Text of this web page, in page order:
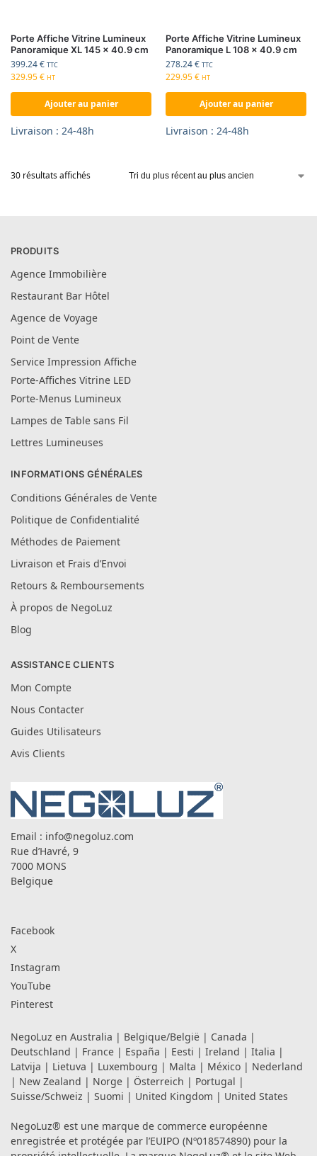
Porte Affiche Vitrine Lumineux
Panoramique XL 145 x 40.9 cm
399.24€ TTC
329.95€ HT
Ajouter au panier
Livraison : 24-48h
Porte Affiche Vitrine Lumineux
Panoramique L 108 x 40.9 cm
278.24€ TTC
229.95€ HT
Ajouter au panier
Livraison : 24-48h
30 résultats affichés
PRODUITS
Agence Immobilière
Restaurant Bar Hôtel
Agence de Voyage
Point de Vente
Service Impression Affiche
Porte-Affiches Vitrine LED
Porte-Menus Lumineux
Lampes de Table sans Fil
Lettres Lumineuses
INFORMATIONS GÉNÉRALES
Conditions Générales de Vente
Politique de Confidentialité
Méthodes de Paiement
Livraison et Frais d’Envoi
Retours & Remboursements
À propos de NegoLuz
Blog
ASSISTANCE CLIENTS
Mon Compte
Nous Contacter
Guides Utilisateurs
Avis Clients
Email : info@negoluz.com
Rue d’Havré, 9
7000 MONS
Belgique
Facebook
X
Instagram
YouTube
Pinterest
NegoLuz en Australia | Belgique/België | Canada |
Deutschland | France | España | Eesti | Ireland | Italia |
Latvija | Lietuva | Luxembourg | Malta | México | Nederland
| New Zealand | Norge | Österreich | Portugal |
Suisse/Schweiz | Suomi | United Kingdom | United States
NegoLuz® est une marque de commerce européenne
enregistrée et protégée par l’EUIPO (Nº018574890) pour la